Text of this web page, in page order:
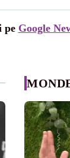
pe Google